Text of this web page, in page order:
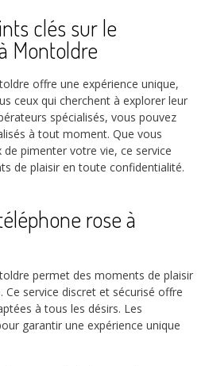
clés sur le
Montoldre
offre une expérience unique,
ceux qui cherchent à explorer leur
spécialisés, vous pouvez
à tout moment. Que vous
pimenter votre vie, ce service
de plaisir en toute confidentialité.
rose à
permet des moments de plaisir
service discret et sécurisé offre
à tous les désirs. Les
garantir une expérience unique